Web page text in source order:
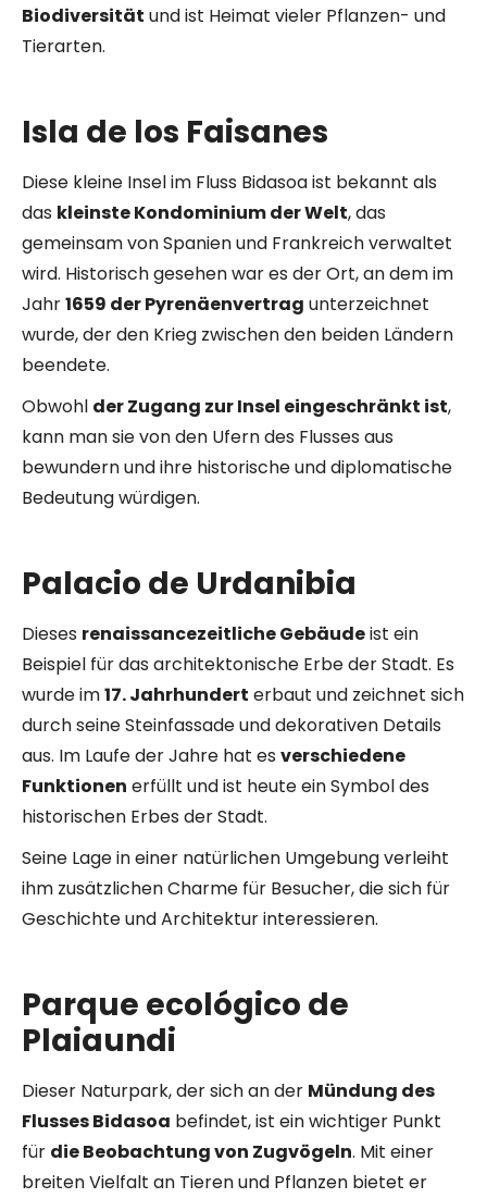
Biodiversität und ist Heimat vieler Pflanzen- und
Tierarten.
Isla de los Faisanes
Diese kleine Insel im Fluss Bidasoa ist bekannt als
das kleinste Kondominium der Welt, das
gemeinsam von Spanien und Frankreich verwaltet
wird. Historisch gesehen war es der Ort, an dem im
Jahr1659 der Pyrenäenvertrag unterzeichnet
wurde, der den Krieg zwischen den beiden Ländern
beendete.
Obwohl der Zugang zur Insel eingeschränkt ist,
kann man sie von den Ufern des Flusses aus
bewundern und ihre historische und diplomatische
Bedeutung würdigen.
Palacio de Urdanibia
Dieses renaissancezeitliche Gebäudeist ein
Beispiel für das architektonische Erbe der Stadt. Es
wurde im17. Jahrhundert erbaut und zeichnet sich
durch seine Steinfassade und dekorativen Details
aus. Im Laufe der Jahre hat es verschiedene
Funktionen erfüllt und ist heute ein Symbol des
historischen Erbes der Stadt.
Seine Lage in einer natürlichen Umgebung verleiht
ihm zusätzlichen Charme für Besucher, die sich für
Geschichte und Architektur interessieren.
Parque ecológico de
Plaiaundi
Dieser Naturpark, der sich an der Mündung des
Flusses Bidasoa befindet, ist ein wichtiger Punkt
für die Beobachtung von Zugvögeln. Mit einer
breiten Vielfalt an Tieren und Pflanzen bietet er